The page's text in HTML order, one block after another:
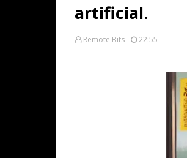
artificial.
Remote Bits 22:55